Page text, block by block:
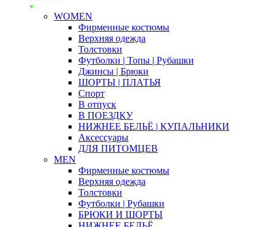
WOMEN
Фирменные костюмы
Верхняя одежда
Толстовки
Футболки | Топы | Рубашки
Джинсы | Брюки
ШОРТЫ | ПЛАТЬЯ
Спорт
В отпуск
В ПОЕЗДКУ
НИЖНЕЕ БЕЛЬЁ | КУПАЛЬНИКИ
Аксессуары
ДЛЯ ПИТОМЦЕВ
MEN
Фирменные костюмы
Верхняя одежда
Толстовки
Футболки | Рубашки
БРЮКИ И ШОРТЫ